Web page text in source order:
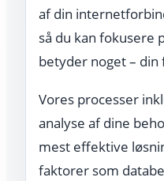
af din
så du kan fokusere
betyder noget –
Vores processer
analyse af dine
mest effektive
faktorer som